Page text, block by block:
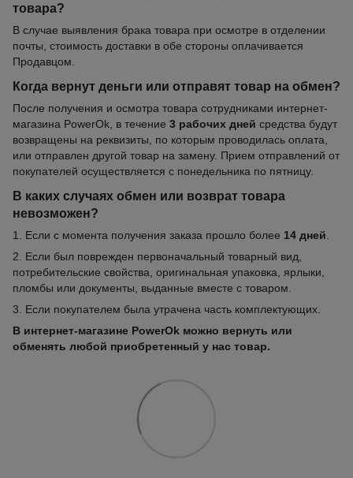
товара?
В случае выявления брака товара при осмотре в отделении
почты, стоимость доставки в обе стороны оплачивается
Продавцом.
Когда вернут деньги или отправят товар на обмен?
После получения и осмотра товара сотрудниками интернет-
магазина PowerOk, в течение 3 рабочих дней средства будут
возвращены на реквизиты, по которым проводилась оплата,
или отправлен другой товар на замену. Прием отправлений от
покупателей осуществляется с понедельника по пятницу.
В каких случаях обмен или возврат товара
невозможен?
1. Если с момента получения заказа прошло более 14 дней
2. Если был поврежден первоначальный товарный вид,
потребительские свойства, оригинальная упаковка, ярлыки,
пломбы или документы, выданные вместе с товаром.
3. Если покупателем была утрачена часть комплектующих.
В интернет-магазине PowerOk можно вернуть или
обменять любой приобретенный у нас товар.